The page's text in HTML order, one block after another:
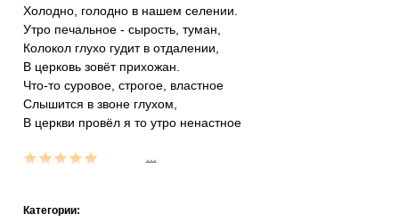
Холодно, голодно в нашем селении.
Утро печальное - сырость, туман,
Колокол глухо гудит в отдалении,
В церковь зовёт прихожан.
Что-то суровое, строгое, властное
Слышится в звоне глухом,
В церкви провёл я то утро ненастное
Категории: